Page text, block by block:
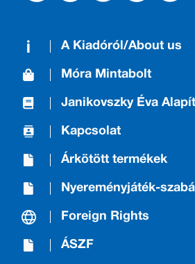
A Kiadóról/About us
Móra Mintabolt
Janikovszky Éva
Kapcsolat
Árkötött termékek
Nyereményjáték-
Foreign Rights
ÁSZF